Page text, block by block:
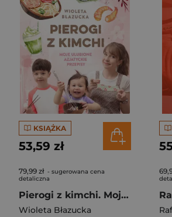
KSIĄŻKA
53,59 zł
79,99 zł - sugerowana cena
detaliczna
Pierogi z kimchi. Moje ulubione azjatyckie przepisy
Wioleta Błazucka